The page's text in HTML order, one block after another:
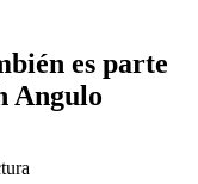
es parte
Angulo